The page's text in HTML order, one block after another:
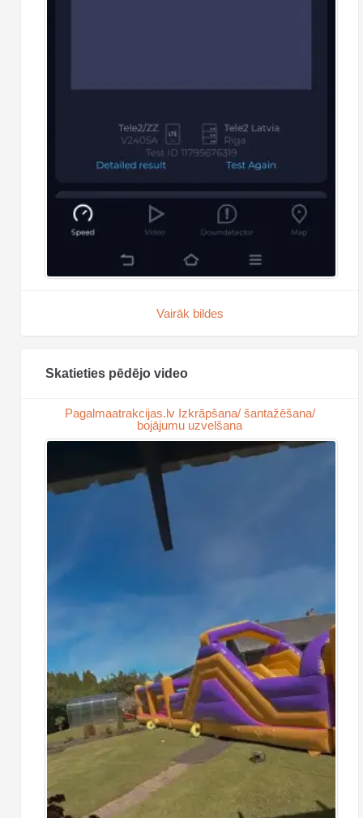
Vairāk bildes
Skatieties pēdējo video
Pagalmaatrakcijas.lv Izkrāpšana/ šantažēšana/
bojājumu uzvelšana